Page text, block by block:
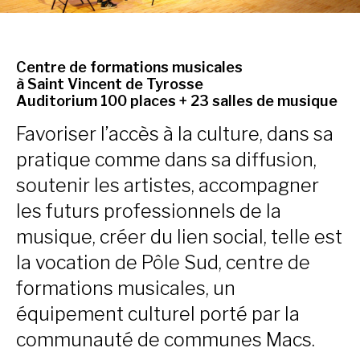
Centre de formations musicales
à Saint Vincent de Tyrosse
Auditorium 100 places + 23 salles de musique
Favoriser l’accès à la culture, dans sa
pratique comme dans sa diffusion,
soutenir les artistes, accompagner
les futurs professionnels de la
musique, créer du lien social, telle est
la vocation de Pôle Sud, centre de
formations musicales, un
équipement culturel porté par la
communauté de communes Macs.